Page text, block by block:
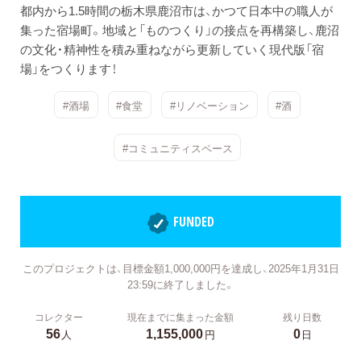
都内から1.5時間の栃木県鹿沼市は、かつて日本中の職人が
集った宿場町。地域と「ものつくり」の接点を再構築し、鹿沼
の文化・精神性を積み重ねながら更新していく現代版「宿
場」をつくります！
#酒場 #食堂 #リノベーション #酒
#コミュニティスペース
FUNDED
このプロジェクトは、目標金額1,000,000円を達成し、2025年1月31日
23:59に終了しました。
コレクター
56人
現在までに集まった金額
1,155,000円
残り日数
0日